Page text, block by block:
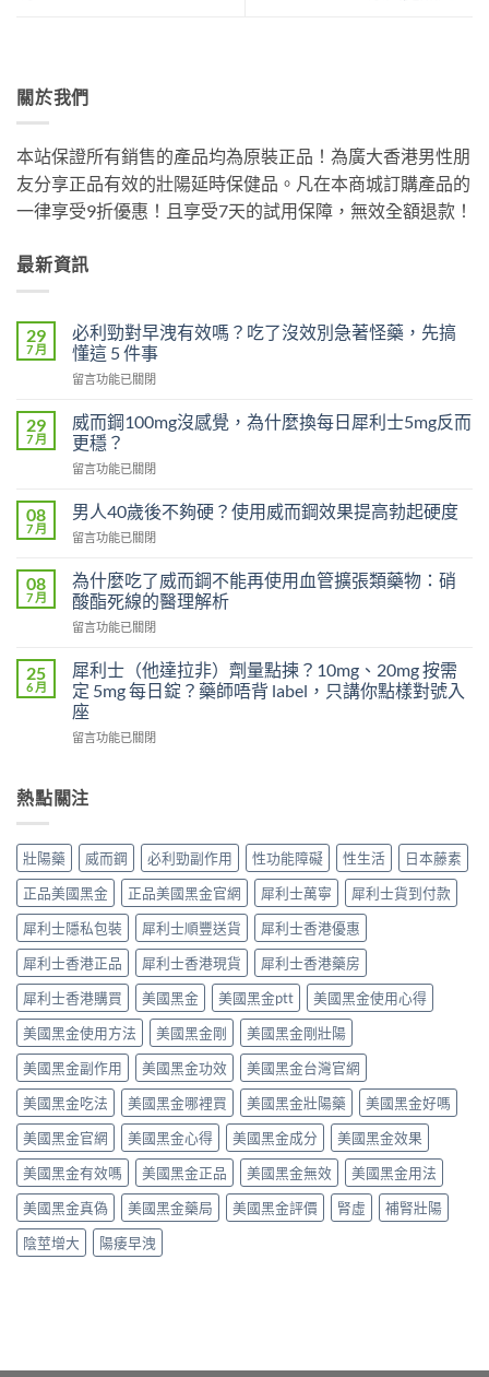
關於我們
本站保證所有銷售的產品均為原裝正品！為廣大香港男性朋
友分享正品有效的壯陽延時保健品。凡在本商城訂購產品的
一律享受9折優惠！且享受7天的試用保障，無效全額退款！
最新資訊
29
7 月
必利勁對早洩有效嗎？吃了沒效別急著怪藥，先搞
懂這 5 件事
在
利
勁
對
早
有
嗎？
了
沒
效
別
著
怪
藥，
先
這
5
事〉
留言功能已關閉
29
7 月
威而鋼100mg沒感覺，為什麼換每日犀利士5mg反而
更穩？
在
而
鋼
100mg
感
覺，
什
換
每
日
利
反
穩？〉
中
留言功能已關閉
08
7 月
男人40歲後不夠硬？使用威而鋼效果提高勃起硬度
在
人
40
歲
後
夠
硬？
使
用
威
效
高
勃
起
硬
度〉
中
留言功能已關閉
08
7 月
為什麼吃了威而鋼不能再使用血管擴張類藥物：硝
酸酯死線的醫理解析
在
什
麼
吃
了
威
不
能
使
用
血
管
擴
張
類
藥
物：
硝
酸
酯
死
線
的
醫
理
解
析〉
中
留言功能已關閉
25
6 月
犀利士（他達拉非）劑量點揀？10mg、20mg 按需
定 5mg 每日錠？藥師唔背 label，只講你點樣對號入
座
在
士
（他
拉
非）
劑
量
點
揀？
10mg、
20mg
按
需
定
5mg
每
日
錠？
藥
師
唔
背
label，
只
講
你
座〉
留言功能已關閉
熱點關注
壯陽藥 威而鋼 必利勁副作用 性功能障礙 性生活
日本藤素
正品美國黑金
正品美國黑金官網 犀利士萬寧
犀利士貨到付款
犀利士隱私包裝
犀利士順豐送貨
犀利士香港優惠
犀利士香港正品
犀利士香港現貨
犀利士香港藥房
犀利士香港購買
美國黑金 美國黑金ptt
美國黑金使用心得
美國黑金使用方法
美國黑金剛
美國黑金剛壯陽
美國黑金副作用
美國黑金功效
美國黑金台灣官網
美國黑金吃法
美國黑金哪裡買 美國黑金壯陽藥
美國黑金好嗎
美國黑金官網
美國黑金心得 美國黑金成分
美國黑金效果
美國黑金有效嗎
美國黑金正品 美國黑金無效
美國黑金用法
美國黑金真偽
美國黑金藥局 美國黑金評價 腎虛
補腎壯陽
陰莖增大
陽痿早洩